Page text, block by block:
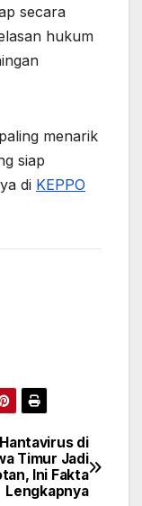
secara
hukum
menarik
siap
di KEPPO
di
Timur Jadi
Ini Fakta
Lengkapnya